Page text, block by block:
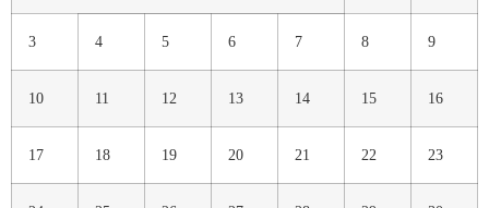
3 4 5 6 7 8 9
10 11 12 13 14 15 16
17 18 19 20 21 22 23